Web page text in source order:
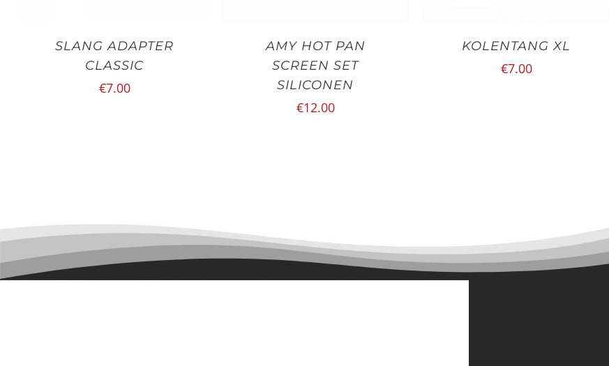
SLANG ADAPTER
CLASSIC
€7.00
AMY HOT PAN
SCREEN SET
SILICONEN
€12.00
KOLENTANG XL
€7.00